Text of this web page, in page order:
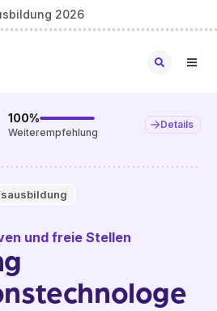
2026
100%
Weiterempfehlung
Details
und freie Stellen